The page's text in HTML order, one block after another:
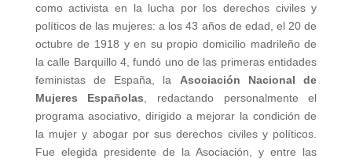
como activista en la lucha por los derechos civiles y
políticos de las mujeres: a los 43 años de edad, el 20 de
octubre de 1918 y en su propio domicilio madrileño de
la calle Barquillo 4, fundó uno de las primeras entidades
feministas de España, la Asociación Nacional de
Mujeres Españolas , redactando personalmente el
programa asociativo, dirigido a mejorar la condición de
la mujer y abogar por sus derechos civiles y políticos.
Fue elegida presidente de la Asociación, y entre las